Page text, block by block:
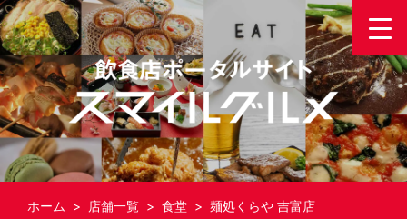
ホーム > 店舗一覧 > 食堂 > 麺処くらや 吉富店